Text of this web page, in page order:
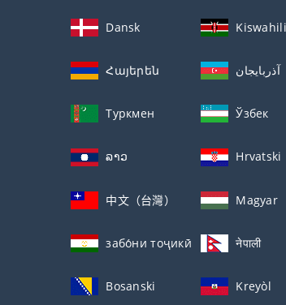
Dansk Kiswahili
Հայերեն آذربايجان
Туркмен Ўзбек
ລາວ Hrvatski
中文（台灣） Magyar
забо́ни тоҷикӣ́ नेपाली
Bosanski Kreyòl